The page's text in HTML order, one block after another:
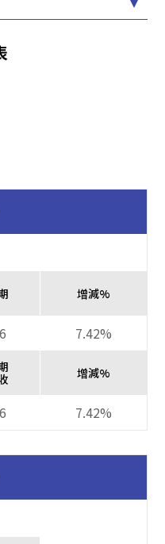
增減%
7.42%
增減%
7.42%